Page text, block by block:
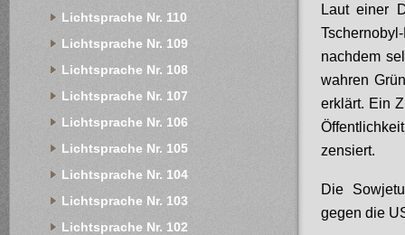
Laut einer
nachdem
wahren
erklärt. Ein
zensiert.
Die
gegen die
Lichtsprache Nr. 110
Lichtsprache Nr. 109
Lichtsprache Nr. 108
Lichtsprache Nr. 107
Lichtsprache Nr. 106
Lichtsprache Nr. 105
Lichtsprache Nr. 104
Lichtsprache Nr. 103
Lichtsprache Nr. 102